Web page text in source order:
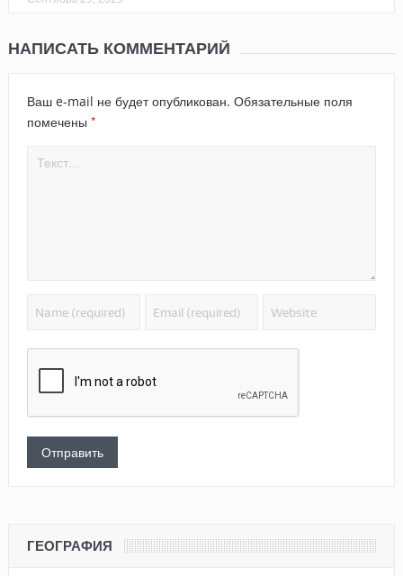
НАПИСАТЬ КОММЕНТАРИЙ
Ваш e-mail не будет опубликован. Обязательные поля
помечены *
ГЕОГРАФИЯ